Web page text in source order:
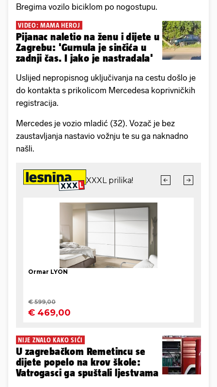
Bregima vozilo biciklom po nogostupu.
VIDEO: MAMA HEROJ
Pijanac naletio na ženu i dijete u
Zagrebu: 'Gurnula je sinčića u
zadnji čas. I jako je nastradala'
Uslijed nepropisnog uključivanja na cestu došlo je
do kontakta s prikolicom Mercedesa koprivničkih
registracija.
Mercedes je vozio mladić (32). Vozač je bez
zaustavljanja nastavio vožnju te su ga naknadno
našli.
NIJE ZNALO KAKO SIĆI
U zagrebačkom Remetincu se
dijete popelo na krov škole:
Vatrogasci ga spuštali ljestvama